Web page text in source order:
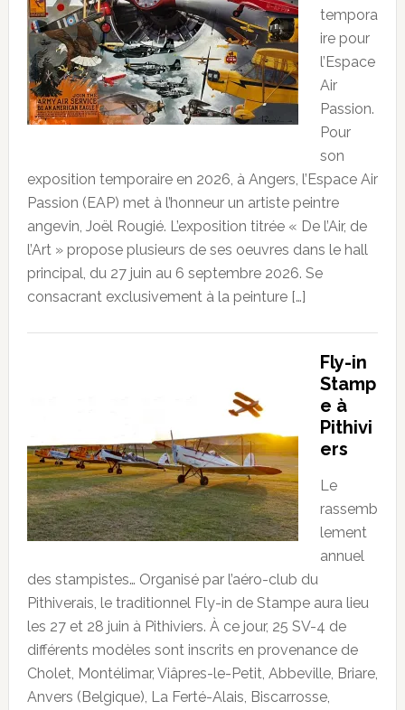
tempora
ire pour
l’Espace
Air
Passion.
Pour
son
exposition temporaire en 2026, à Angers, l’Espace Air
Passion (EAP) met à l’honneur un artiste peintre
angevin, Joël Rougié. L’exposition titrée « De l’Air, de
l’Art » propose plusieurs de ses oeuvres dans le hall
principal, du 27 juin au 6 septembre 2026. Se
consacrant exclusivement à la peinture […]
Fly-in
Stamp
e à
Pithivi
ers
Le
rassemb
lement
annuel
des stampistes… Organisé par l’aéro-club du
Pithiverais, le traditionnel Fly-in de Stampe aura lieu
les 27 et 28 juin à Pithiviers. À ce jour, 25 SV-4 de
différents modèles sont inscrits en provenance de
Cholet, Montélimar, Viâpres-le-Petit, Abbeville, Briare,
Anvers (Belgique), La Ferté-Alais, Biscarrosse,